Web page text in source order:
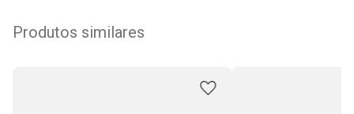
Produtos similares